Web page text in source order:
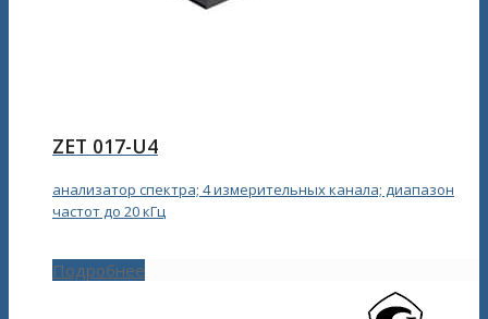
ZET 017-U4
анализатор спектра; 4 измерительных канала; диапазон
частот до 20 кГц
Подробнее